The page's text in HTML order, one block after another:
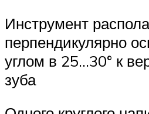
Инструмент
перпендикулярно
углом в 25…30° к
зуба